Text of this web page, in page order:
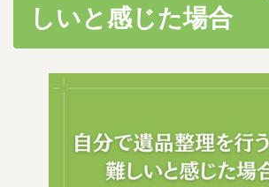
しいと感じた場合